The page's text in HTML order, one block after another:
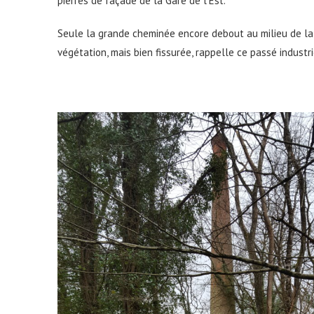
Seule la grande cheminée encore debout au milieu de la
végétation, mais bien fissurée, rappelle ce passé